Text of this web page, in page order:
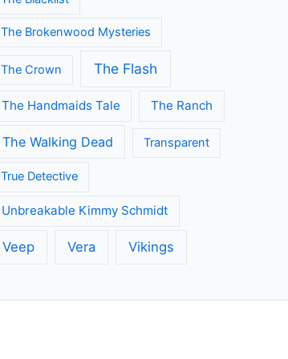
The Brokenwood Mysteries
The Crown The Flash
The Handmaids Tale The Ranch
The Walking Dead Transparent
True Detective
Unbreakable Kimmy Schmidt
Veep Vera Vikings